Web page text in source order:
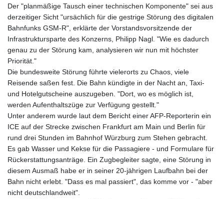
Der "planmäßige Tausch einer technischen Komponente" sei aus
derzeitiger Sicht "ursächlich für die gestrige Störung des digitalen
Bahnfunks GSM-R", erklärte der Vorstandsvorsitzende der
Infrastruktursparte des Konzerns, Philipp Nagl. "Wie es dadurch
genau zu der Störung kam, analysieren wir nun mit höchster
Priorität."
Die bundesweite Störung führte vielerorts zu Chaos, viele
Reisende saßen fest. Die Bahn kündigte in der Nacht an, Taxi-
und Hotelgutscheine auszugeben. "Dort, wo es möglich ist,
werden Aufenthaltszüge zur Verfügung gestellt."
Unter anderem wurde laut dem Bericht einer AFP-Reporterin ein
ICE auf der Strecke zwischen Frankfurt am Main und Berlin für
rund drei Stunden im Bahnhof Würzburg zum Stehen gebracht.
Es gab Wasser und Kekse für die Passagiere - und Formulare für
Rückerstattungsanträge. Ein Zugbegleiter sagte, eine Störung in
diesem Ausmaß habe er in seiner 20-jährigen Laufbahn bei der
Bahn nicht erlebt. "Dass es mal passiert", das komme vor - "aber
nicht deutschlandweit".